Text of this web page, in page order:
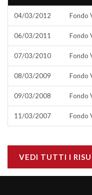
04/03/2012 Fondo
06/03/2011 Fondo
07/03/2010 Fondo
08/03/2009 Fondo
09/03/2008 Fondo
11/03/2007 Fondo
VEDI TUTTI I